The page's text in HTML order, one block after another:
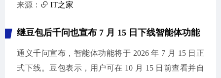
来源： IT之家
继豆包后千问也宣布 7 月 15 日下线智能体功能
通义千问宣布，智能体功能将于 2026 年 7 月 15 日正
式下线。豆包表示，用户可在 10 月 15 日前查看并自